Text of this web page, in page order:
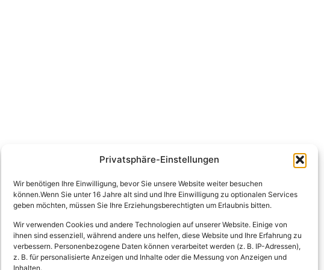
Privatsphäre-Einstellungen
Wir benötigen Ihre Einwilligung, bevor Sie unsere Website weiter besuchen
können.Wenn Sie unter 16 Jahre alt sind und Ihre Einwilligung zu optionalen Services
geben möchten, müssen Sie Ihre Erziehungsberechtigten um Erlaubnis bitten.
Wir verwenden Cookies und andere Technologien auf unserer Website. Einige von
ihnen sind essenziell, während andere uns helfen, diese Website und Ihre Erfahrung zu
verbessern. Personenbezogene Daten können verarbeitet werden (z. B. IP-Adressen),
z. B. für personalisierte Anzeigen und Inhalte oder die Messung von Anzeigen und
Inhalten.